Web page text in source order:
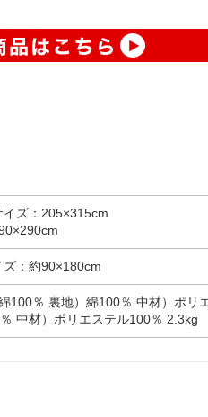
イズ：205×315cm
：約90×180cm
100％ 裏地）綿100％ 中材）ポリ
中材）ポリエステル100％ 2.3kg